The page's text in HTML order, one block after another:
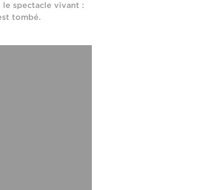
le spectacle vivant :
tombé.